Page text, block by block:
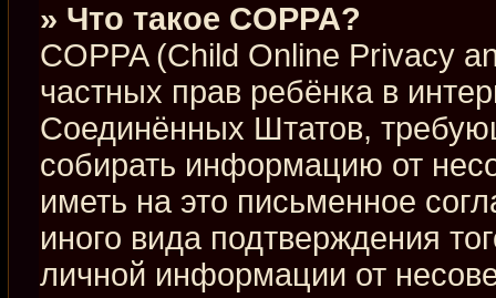
» Что такое COPPA?
COPPA (Child Online Privacy
частных прав ребёнка в
Соединённых Штатов,
собирать информацию от
иметь на это письменное
иного вида подтверждения
личной информации от